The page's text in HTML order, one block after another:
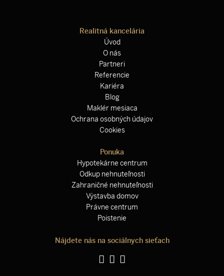
Realitná kancelária
Úvod
O nás
Partneri
Referencie
Kariéra
Blog
Maklér mesiaca
Ochrana osobných údajov
Cookies
Ponuka
Hypotekárne centrum
Odkup nehnuteľnosti
Zahraničné nehnuteľnosti
Výstavba domov
Právne centrum
Poistenie
Nájdete nás na sociálnych sieťach